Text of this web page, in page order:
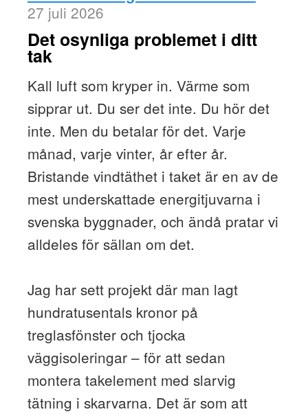
27 juli 2026
Det osynliga problemet i ditt
tak
Kall luft som kryper in. Värme som
sipprar ut. Du ser det inte. Du hör det
inte. Men du betalar för det. Varje
månad, varje vinter, år efter år.
Bristande vindtäthet i taket är en av de
mest underskattade energitjuvarna i
svenska byggnader, och ändå pratar vi
alldeles för sällan om det.
Jag har sett projekt där man lagt
hundratusentals kronor på
treglasfönster och tjocka
väggisoleringar – för att sedan
montera takelement med slarvig
tätning i skarvarna. Det är som att